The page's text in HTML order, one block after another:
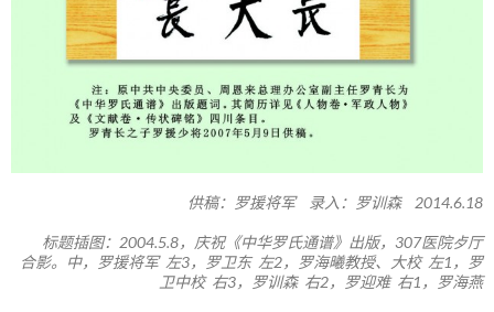
供稿：罗援将军 录入：罗训森 2014.6.18
标题插图：2004.5.8，庆祝《中华罗氏通谱》出版，307医院歺厅
合影。中，罗援将军 左3，罗卫东 左2，罗海曦教授、大校 左1，罗
卫中校 右3，罗训森 右2，罗迎难 右1，罗海燕